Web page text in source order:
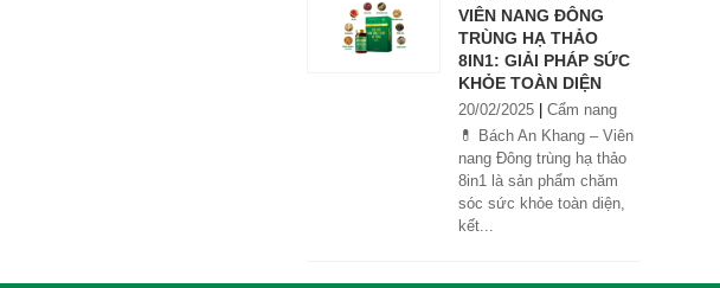
Sản phẩm được sản xuất
tại nhà máy đạt chuẩn
GMP, sử dụng công nghệ
cao khô đậm đặc gấp 10
lần, giúp hấp thu nhanh và
hiệu quả hơn.
VIÊN NANG ĐÔNG
TRÙNG HẠ THẢO
8IN1: GIẢI PHÁP SỨC
KHỎE TOÀN DIỆN
20/02/2025
Cẩm nang
💊 Bách An Khang – Viên
nang Đông trùng hạ thảo
8in1 là sản phẩm chăm
sóc sức khỏe toàn diện,
kết...